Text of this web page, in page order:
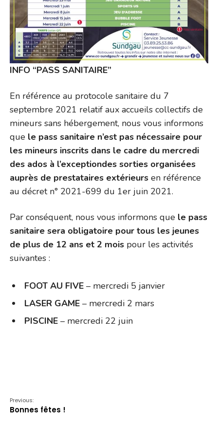
INFO “PASS SANITAIRE”
En référence au protocole sanitaire du 7
septembre 2021 relatif aux accueils collectifs de
mineurs sans hébergement, nous vous informons
que le pass sanitaire n’est pas nécessaire pour
les mineurs inscrits dans le cadre du mercredi
des ados à l’exceptiondes sorties organisées
auprès de prestataires extérieurs en référence
au décret n° 2021-699 du 1er juin 2021.
Par conséquent, nous vous informons que le pass
sanitaire sera obligatoire pour tous les jeunes
de plus de 12 ans et 2 mois pour les activités
suivantes :
FOOT AU FIVE – mercredi 5 janvier
LASER GAME – mercredi 2 mars
PISCINE – mercredi 22 juin
Previous:
Bonnes fêtes !